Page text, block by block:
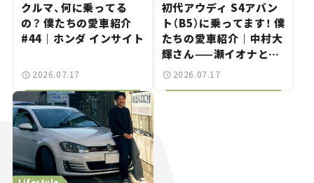
クルマ、何に乗ってる
の？ 僕たちの愛車紹介
#44｜ホンダ インサイト
2026.07.17
初代アウディ S4アバン
ト（B5）に乗ってます！ 僕
たちの愛車紹介｜中村大
輝さん——瀬イオナと嶋
田智之の「クルマでざっ
2026.07.17